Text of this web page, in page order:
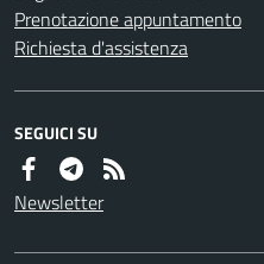
Prenotazione appuntamento
Richiesta d'assistenza
SEGUICI SU
Newsletter